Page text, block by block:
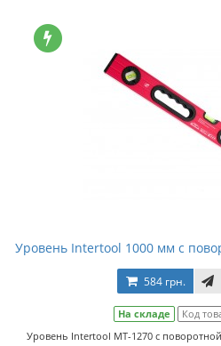
Уровень Intertool 1000 мм с
584 грн.
На складе Код
Уровень Intertool MT-1270 с